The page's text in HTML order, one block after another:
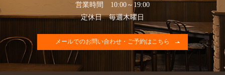
営業時間 10:00～19:00
定休日 毎週木曜日
メールでのお問い合わせ・ご予約はこちら